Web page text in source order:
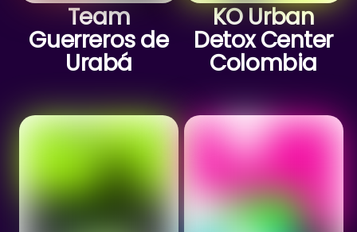
Team
Guerreros de
Urabá
KO Urban
Detox Center
Colombia